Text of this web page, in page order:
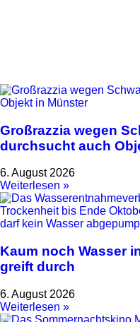
Großrazzia wegen
durchsucht auch
6. August 2026
Weiterlesen »
Kaum noch Wasser
greift durch
6. August 2026
Weiterlesen »